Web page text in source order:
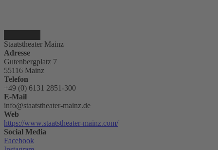
Staatstheater Mainz
Adresse
Gutenbergplatz 7
55116 Mainz
Telefon
+49 (0) 6131 2851-300
E-Mail
info@staatstheater-mainz.de
Web
https://www.staatstheater-mainz.com/
Social Media
Facebook